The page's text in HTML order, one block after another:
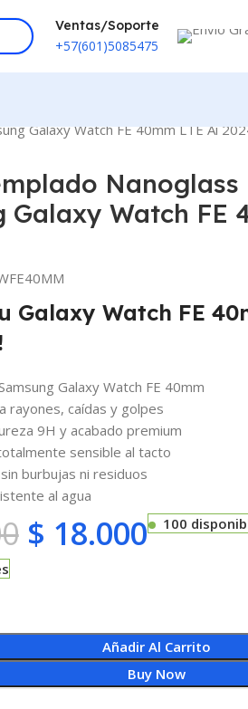
Ventas/Soporte
+57(601)5085475
Galaxy Watch FE 40mm LTE Ai
Nanoglass
Galaxy Watch FE
Galaxy Watch FE
Galaxy Watch FE 40mm
rayones, caídas y golpes
9H y acabado premium
sensible al tacto
burbujas ni residuos
al agua
$ 18.000 100
Añadir Al Carrito
Buy Now